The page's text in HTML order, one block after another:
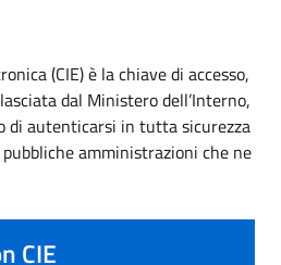
(CIE) è la chiave di accesso,
dal Ministero dell’Interno,
di autenticarsi in tutta sicurezza
amministrazioni che ne
CIE